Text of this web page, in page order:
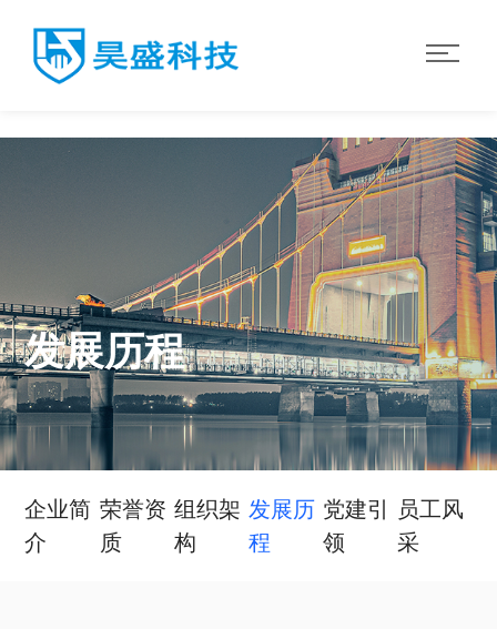
发展历程
企业简
介
荣誉资
质
组织架
构
发展历
程
党建引
领
员工风
采